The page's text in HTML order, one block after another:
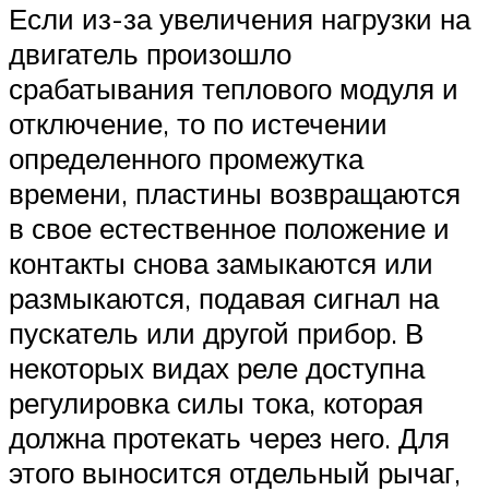
Если из-за увеличения нагрузки на
двигатель произошло
срабатывания теплового модуля и
отключение, то по истечении
определенного промежутка
времени, пластины возвращаются
в свое естественное положение и
контакты снова замыкаются или
размыкаются, подавая сигнал на
пускатель или другой прибор. В
некоторых видах реле доступна
регулировка силы тока, которая
должна протекать через него. Для
этого выносится отдельный рычаг,